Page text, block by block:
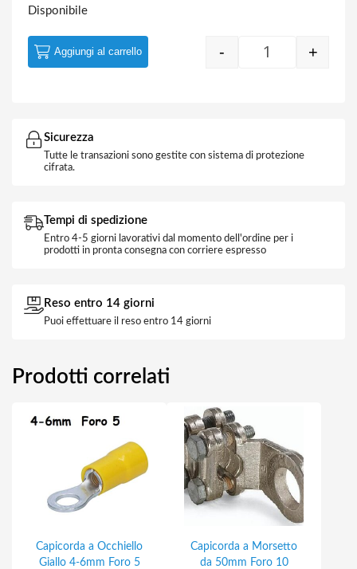
Disponibile
Quantity
- +
Aggiungi al carrello
Sicurezza
Tutte le transazioni sono gestite con sistema di protezione
cifrata.
Tempi di spedizione
Entro 4-5 giorni lavorativi dal momento dell'ordine per i
prodotti in pronta consegna con corriere espresso
Reso entro 14 giorni
Puoi effettuare il reso entro 14 giorni
Prodotti correlati
Capicorda a Occhiello
Giallo 4-6mm Foro 5
Capicorda a Morsetto
da 50mm Foro 10